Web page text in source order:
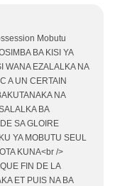
Mobutu
BA KISI YA
WANA EZALALKA NA
A UN CERTAIN
NA
BA
SA GLOIRE
YA MOBUTU SEUL
KUNA<br />
FIN DE LA
ET PUIS NA BA